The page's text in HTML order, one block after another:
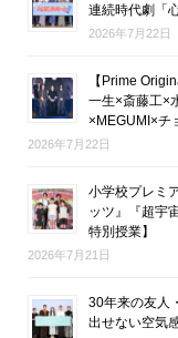
連続時代劇「
2026年7月22日
【Prime
一生×斎藤工×
×MEGUMI×チ
2026年7月22日
小学校プレミ
ッツ』『超宇
特別授業】
2026年7月21日
30年来の友人
出せない空気